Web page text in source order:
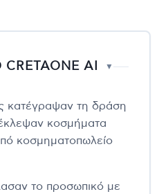
AI ▼
κατέγραψαν τη δράση
κοσμήματα
κοσμηματοπωλείο
το προσωπικό με